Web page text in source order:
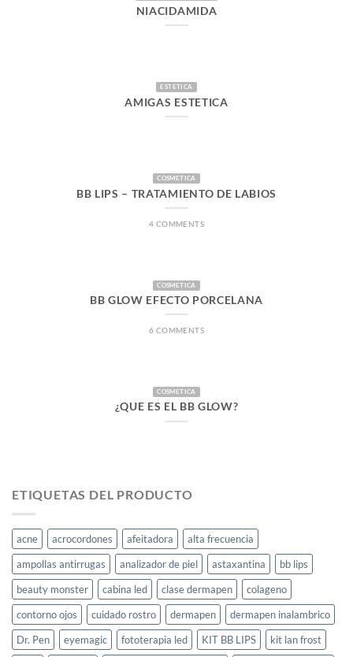
NIACIDAMIDA
ESTETICA
AMIGAS ESTETICA
COSMETICA
BB LIPS – TRATAMIENTO DE LABIOS
4 COMMENTS
COSMETICA
BB GLOW EFECTO PORCELANA
6 COMMENTS
COSMETICA
¿QUE ES EL BB GLOW?
ETIQUETAS DEL PRODUCTO
acne acrocordones afeitadora
alta frecuencia
ampollas antirrugas
analizador de piel astaxantina
bb lips
beauty monster
cabina led clase dermapen
colageno
contorno ojos
cuidado rostro dermapen
dermapen inalambrico
Dr. Pen
eyemagic fototerapia led KIT BB LIPS
kit lan frost